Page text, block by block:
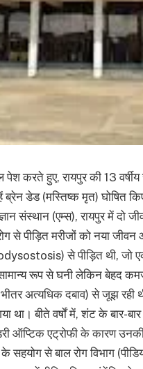
करते हुए, रायपुर की 13
डेड (मस्तिष्क मृत) घोषित
संस्थान (एम्स), रायपुर में दो
पीड़ित मरीजों को नया जीवन
से पीड़ित थी, जो
रूप से घनी लेकिन बेहद
अत्यधिक दबाव) से जूझ
था। बीते वर्षों में, शंट के
ऑप्टिक एट्रोफी के कारण
के सहयोग से बाल रोग विभाग